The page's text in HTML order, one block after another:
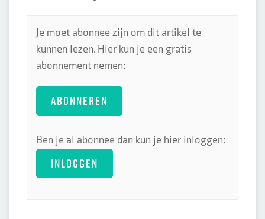
Je moet abonnee zijn om dit artikel te
kunnen lezen. Hier kun je een gratis
abonnement nemen:
ABONNEREN
Ben je al abonnee dan kun je hier inloggen:
INLOGGEN